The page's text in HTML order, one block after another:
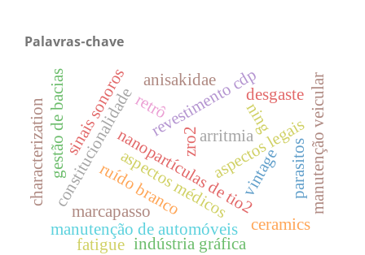
Palavras-chave
nanopartículas de tio2
ning
constitucionalidade aspectos legais
aspectos médicos
desgaste
revestimento cdp
vintage
retrô
manutenção de automóveis
manutenção veicular
arritmia
indústria gráfica
gestão de baciassinais sonoros
ruído branco
anisakidae
parasitos
marcapasso
ceramics
zro2
fatigue
characterization